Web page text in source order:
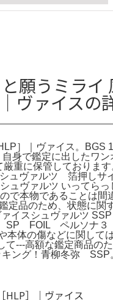
願うミラ
ヴァイスの
］｜ヴァイス。
身で鑑定に出したワ
重に保管しておりま
ュヴァルツ 箔押し
ュヴァルツ いって
で本物であること
定品のため、状態に
シュヴァルツ SSP
SP FOIL ペルソナ
の傷などに関して
---高額な鑑定商品の
ング！青柳冬弥 SSP